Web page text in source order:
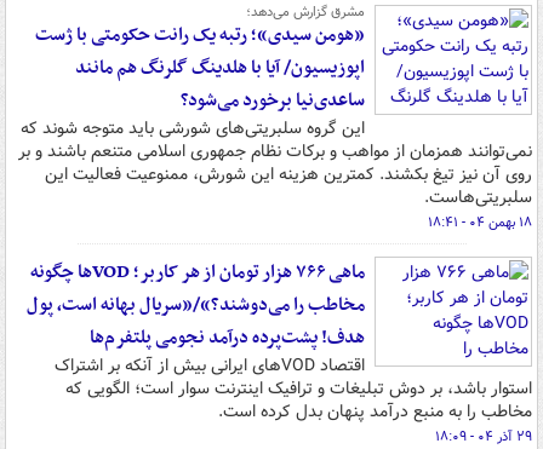
مشرق گزارش می‌دهد؛
«هومن سیدی»؛ رتبه یک رانت حکومتی با ژست
اپوزیسیون/ آیا با هلدینگ گلرنگ هم مانند
ساعدی‌نیا برخورد می‌شود؟
این گروه سلبریتی‌های شورشی باید متوجه شوند که
نمی‌توانند همزمان از مواهب و برکات نظام جمهوری اسلامی متنعم باشند و بر
روی آن نیز تیغ بکشند. کمترین هزینه این شورش، ممنوعیت فعالیت این
سلبریتی‌هاست.
۱۸ بهمن ۰۴ - ۱۸:۴۱
ماهی ۷۶۶ هزار تومان از هر کاربر؛ VODها چگونه
مخاطب را می‌دوشند؟»/«سریال بهانه است، پول
هدف! پشت‌پرده درآمد نجومی پلتفرم‌ها
اقتصاد VODهای ایرانی بیش از آنکه بر اشتراک
استوار باشد، بر دوش تبلیغات و ترافیک اینترنت سوار است؛ الگویی که
مخاطب را به منبع درآمد پنهان بدل کرده است.
۲۹ آذر ۰۴ - ۱۸:۰۹